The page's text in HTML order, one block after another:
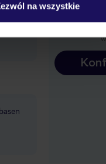
na wszystkie
basen
Określ